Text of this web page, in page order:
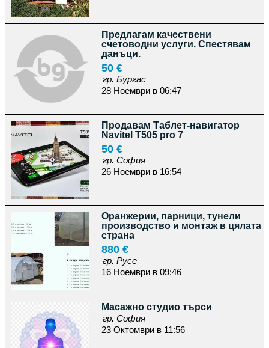
Предлагам качествени
счетоводни услуги. Спестявам
данъци.
50 €
гр. Бургас
28 Ноември в 06:47
Продавам Таблет-навигатор
Navitel T505 pro 7
50 €
гр. София
26 Ноември в 16:54
Оранжерии, парници, тунели
производство и монтаж в цялата
страна
880 €
гр. Русе
16 Ноември в 09:46
Масажно студио търси
гр. София
23 Октомври в 11:56